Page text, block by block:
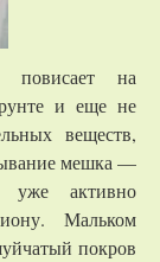
повисает на
и еще не
веществ,
мешка —
уже активно
Мальком
покров